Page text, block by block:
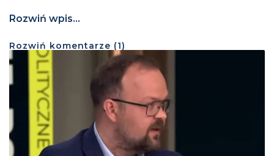
Rozwiń wpis...
Rozwiń komentarze (1)